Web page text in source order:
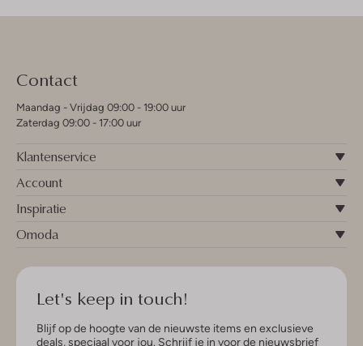
Contact
Maandag - Vrijdag 09:00 - 19:00 uur
Zaterdag 09:00 - 17:00 uur
Klantenservice
Account
Inspiratie
Omoda
Let's keep in touch!
Blijf op de hoogte van de nieuwste items en exclusieve
deals, speciaal voor jou. Schrijf je in voor de nieuwsbrief